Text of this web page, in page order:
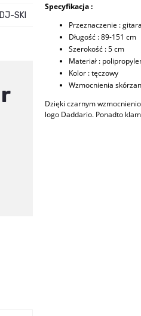
SKI
Specyfikacja :
Przeznaczenie :
Długość : 89-151 cm
Szerokość : 5 cm
Materiał :
Kolor : tęczowy
Wzmocnienia
Dzięki czarnym
logo Daddario. Ponadto